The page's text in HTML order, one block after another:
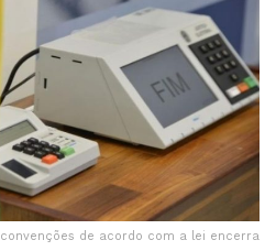
de acordo com a lei encerra